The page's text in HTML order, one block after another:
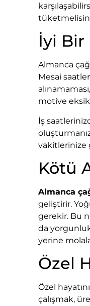
İyi
Almanca
Mesai
motive
İş
vakitlerinize
Kötü
Almanca
geliştirir.
gerekir. Bu
da
yerine
Özel
Özel
çalışmak,